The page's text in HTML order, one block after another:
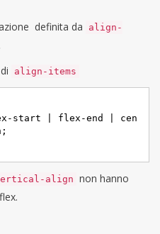
definita da
align-
align-items
start | flex-end | cen
align
non hanno